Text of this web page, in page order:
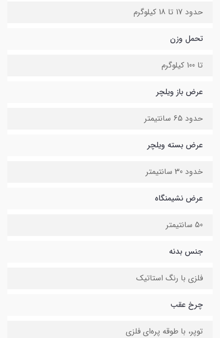
حدود 17 تا 18 کیلوگرم
تحمل وزن
تا 100 کیلوگرم
عرض باز ویلچر
حدود 65 سانتیمتر
عرض بسته ویلچر
خدود 30 سانتیمتر
عرض نشیمنگاه
50 سانتیمتر
جنس بدنه
فلزی با رنگ استاتیک
چرخ عقب
توپر، با طوقه پره‌ای فلزی